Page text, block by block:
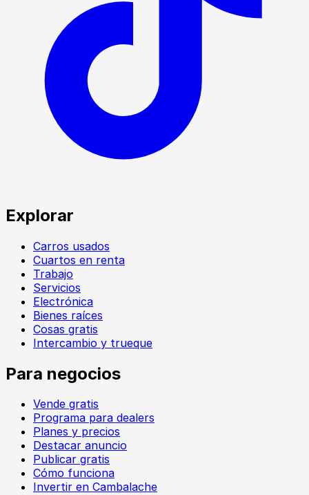
Explorar
Carros usados
Cuartos en renta
Trabajo
Servicios
Electrónica
Bienes raíces
Cosas gratis
Intercambio y trueque
Para negocios
Vende gratis
Programa para dealers
Planes y precios
Destacar anuncio
Publicar gratis
Cómo funciona
Invertir en Cambalache